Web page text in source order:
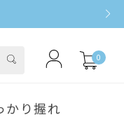
0
かり握れ